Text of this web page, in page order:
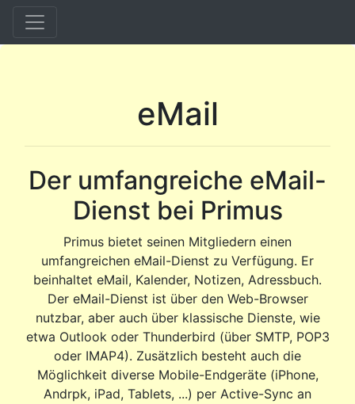
eMail
Der umfangreiche eMail-
Dienst bei Primus
Primus bietet seinen Mitgliedern einen
umfangreichen eMail-Dienst zu Verfügung. Er
beinhaltet eMail, Kalender, Notizen, Adressbuch.
Der eMail-Dienst ist über den Web-Browser
nutzbar, aber auch über klassische Dienste, wie
etwa Outlook oder Thunderbird (über SMTP, POP3
oder IMAP4). Zusätzlich besteht auch die
Möglichkeit diverse Mobile-Endgeräte (iPhone,
Andrpk, iPad, Tablets, ...) per Active-Sync an